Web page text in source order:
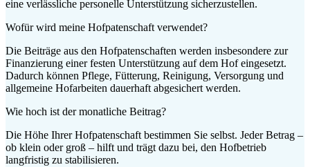
eine verlässliche personelle Unterstützung sicherzustellen.
Wofür wird meine Hofpatenschaft verwendet?
Die Beiträge aus den Hofpatenschaften werden insbesondere zur
Finanzierung einer festen Unterstützung auf dem Hof eingesetzt.
Dadurch können Pflege, Fütterung, Reinigung, Versorgung und
allgemeine Hofarbeiten dauerhaft abgesichert werden.
Wie hoch ist der monatliche Beitrag?
Die Höhe Ihrer Hofpatenschaft bestimmen Sie selbst. Jeder Betrag –
ob klein oder groß – hilft und trägt dazu bei, den Hofbetrieb
langfristig zu stabilisieren.